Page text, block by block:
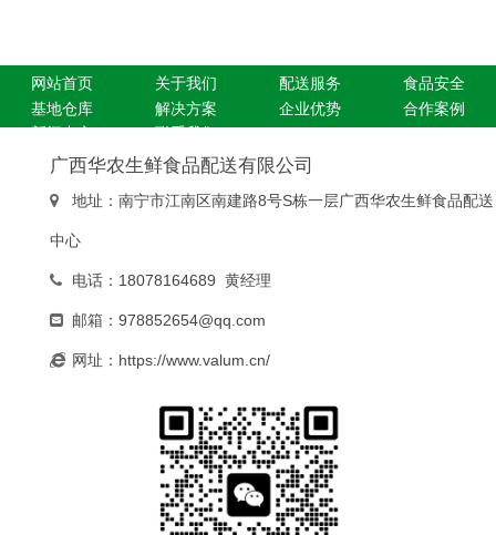
网站首页 关于我们 配送服务
食品安全
基地仓库
解决方案 企业优势
合作案例
广西华农生鲜食品配送有限公司
地址：南宁市江南区南建路8号S栋一层广西华农生鲜食品配送
中心
电话：18078164689 黄经理
邮箱：978852654@qq.com
网址：https://www.valum.cn/